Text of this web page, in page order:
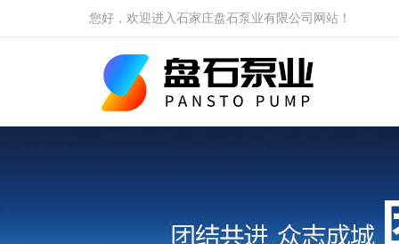
您好，欢迎进入石家庄盘石泵业有限公司网站！